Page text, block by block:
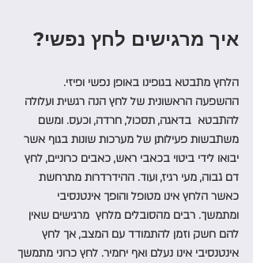
איך מרגישים לחץ נפשי?
הלחץ מתבטא בגופינו באופן נפשי ופיזי.
ההשפעה הראשונית של לחץ הנה רגשית ועלולה
להתבטא  בדאגה, תסכול, חרדה, וכעס. ומשם
משתבשות פעילותן של מערכות שונות בגוף אשר
יבואו לידי ביטוי בכאבי ראש, כאבים כרוניים, לחץ
דם גבוה, מעי רגיז, ועוד. ההידרדרות מתרחשת
כאשר הלחץ אינו מטופל והופך אינטנסיבי
ומתמשך. רבים מהסובלים מלחץ  מרגישים שאין
להם חשק וזמן להתמודד עם המצב, אך לחץ
אינטנסיבי אינו נעלם ואף יחמיר. לחץ כרוני מתמשך